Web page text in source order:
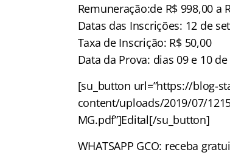
Remuneração:de R$ 998,00 a
Datas das Inscrições: 12 de
Taxa de Inscrição: R$ 50,00
Data da Prova: dias 09 e 10
[su_button url=”https://blog-
content/uploads/2019/07/
MG.pdf”]Edital[/su_button]
WHATSAPP GCO: receba